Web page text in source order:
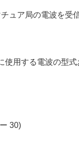
ュア局の電波を受
使用する電波の型
30)